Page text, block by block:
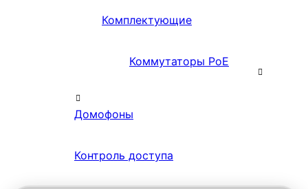
Комплектующие
Коммутаторы PoE
Домофоны
Контроль доступа